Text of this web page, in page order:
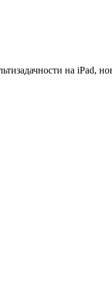
на iPad,